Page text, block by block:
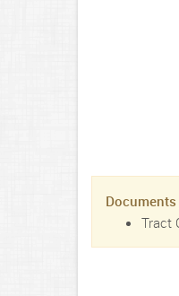
Tract